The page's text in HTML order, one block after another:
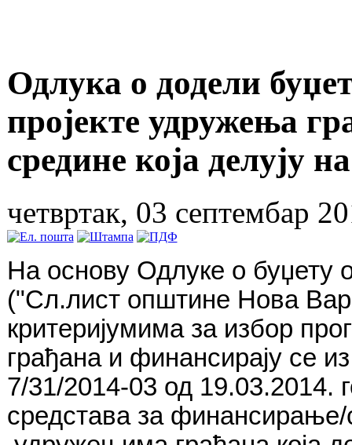
Одлука о додели
пројекте удружења
средине која делују
четвртак, 03 септембар
На основу Одлуке о буџету
("Сл.лист општине Нова
критеријумима за избор
грађана и финансирају се
7/31/2014-03 од 19.03.2014.
средстава за